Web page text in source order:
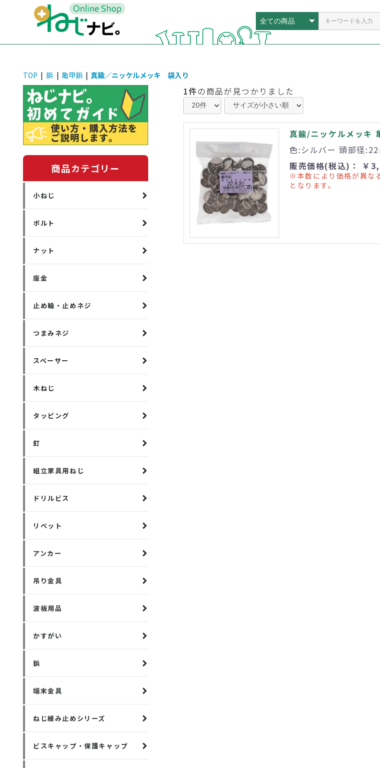
TOP | 鋲 | 亀甲鋲 | 真鍮／ニッケルメッキ 袋入り
商品カテゴリー
小ねじ
ボルト
ナット
座金
止め輪・止めネジ
つまみネジ
スペーサー
木ねじ
タッピング
釘
組立家具用ねじ
ドリルビス
リベット
アンカー
吊り金具
波板用品
かすがい
鋲
端末金具
ねじ緩み止めシリーズ
ビスキャップ・保護キャップ
1件の商品が見つかりました
真鍮/ニッケルメッキ
色:シルバー 頭部径
販売価格(税込)： ￥
※本数により価格が異な
となります。